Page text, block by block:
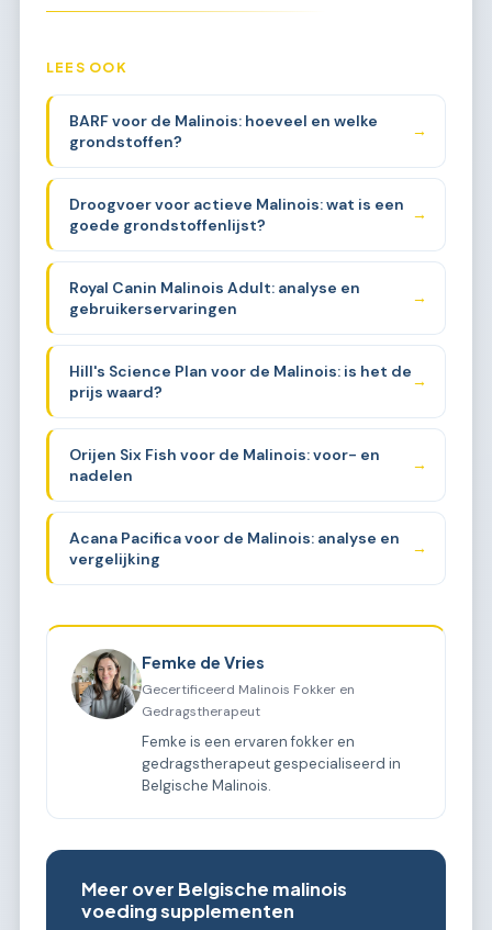
LEES OOK
BARF voor de Malinois: hoeveel en welke
grondstoffen?
→
Droogvoer voor actieve Malinois: wat is een
goede grondstoffenlijst?
→
Royal Canin Malinois Adult: analyse en
gebruikerservaringen
→
Hill's Science Plan voor de Malinois: is het de
prijs waard?
→
Orijen Six Fish voor de Malinois: voor- en
nadelen
→
Acana Pacifica voor de Malinois: analyse en
vergelijking
→
Femke de Vries
Gecertificeerd Malinois Fokker en
Gedragstherapeut
Femke is een ervaren fokker en
gedragstherapeut gespecialiseerd in
Belgische Malinois.
Meer over Belgische malinois
voeding supplementen